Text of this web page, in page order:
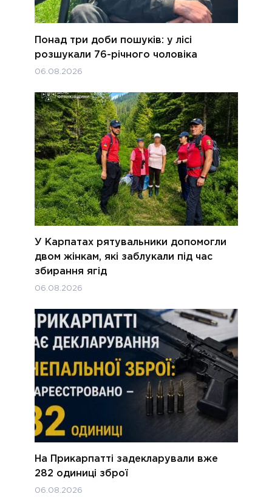
Понад три доби пошуків: у лісі
розшукали 76-річного чоловіка
06.08.2026
У Карпатах рятувальники допомогли
двом жінкам, які заблукали під час
збирання ягід
06.08.2026
На Прикарпатті задекларували вже
282 одиниці зброї
06.08.2026